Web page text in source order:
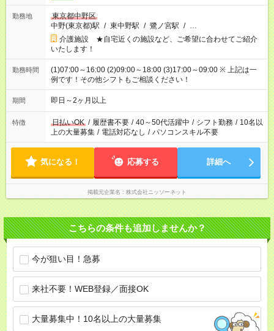
勤務地
東京都中野区
中野(東京都)駅 / 東中野駅 / 鷺ノ宮駅 / …
介護施設 ★自宅近くの施設など、ご希望に合わせてご紹介
いたします！
勤務時間
(1)07:00～16:00 (2)09:00～18:00 (3)17:00～09:00 ※ 上記は一
例です！その他シフトもご相談ください！
期間 即日～2ヶ月以上
特徴 日払いOK / 履歴書不要 / 40～50代活躍中 / シフト勤務 / 10名以
上の大量募集 / 電話対応なし / パソコンスキル不要
気になる！ 応募する 詳細へ
掲載元企業名 株式会社ニッソーネット
こちらの条件も追加しませんか？
今が狙い目！急募
来社不要！WEB登録／面接OK
大量募集中！10名以上の大量募集